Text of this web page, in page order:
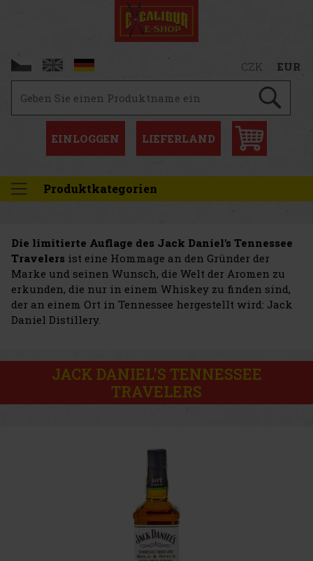
CZK EUR
EINLOGGEN LIEFERLAND
Produktkategorien
Die limitierte Auflage des Jack Daniel's Tennessee
Travelers ist eine Hommage an den Gründer der
Marke und seinen Wunsch, die Welt der Aromen zu
erkunden, die nur in einem Whiskey zu finden sind,
der an einem Ort in Tennessee hergestellt wird: Jack
Daniel Distillery.
JACK DANIEL'S TENNESSEE
TRAVELERS